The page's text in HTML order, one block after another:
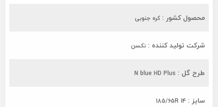
محصول کشور : کره جنوبی
شرکت تولید کننده : نکسن
طرح گل : N blue HD Plus
سایز : 185/65R 14